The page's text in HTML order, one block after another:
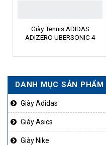
Giày Tennis ADIDAS
ADIZERO UBERSONIC 4
DANH MỤC SẢN PHẨM
Giày Adidas
Giày Asics
Giày Nike